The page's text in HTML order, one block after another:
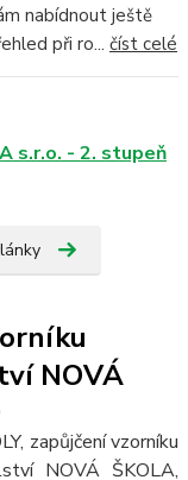
nabídnout ještě
při ro... číst celé
s.r.o. - 2. stupeň
NOVÁ
zapůjčení vzorníku
NOVÁ ŠKOLA,